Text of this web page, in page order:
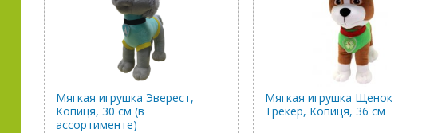
Мягкая игрушка Эверест,
Копиця, 30 см (в
ассортименте)
Мягкая игрушка Щенок
Трекер, Копиця, 36 см